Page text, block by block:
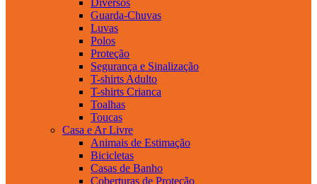
Guarda-Chuvas
Luvas
Polos
Proteção
Segurança e Sinalização
T-shirts Adulto
T-shirts Crianca
Toalhas
Toucas
Casa e Ar Livre
Animais de Estimação
Bicicletas
Casas de Banho
Coberturas de Proteção